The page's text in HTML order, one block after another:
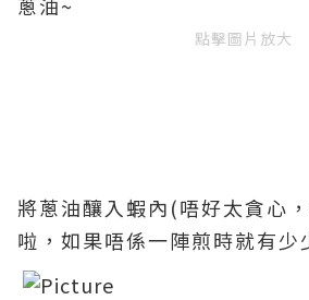
點擊圖片放大
將蔥油釀入蝦內(唔好太貪心 ，
啦 ，如果唔係一陣煎時就有